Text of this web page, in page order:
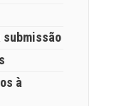
submissão
à